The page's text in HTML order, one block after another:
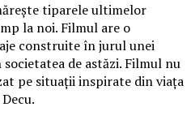
tiparele ultimelor
la noi. Filmul are o
construite în jurul unei
de astăzi. Filmul nu
pe situații inspirate din viața